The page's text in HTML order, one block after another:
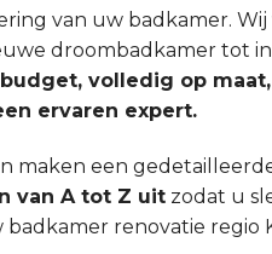
van uw badkamer.
droombadkamer tot
volledig op
ervaren expert.
maken een
van A tot Z uit zodat u
badkamer renovatie regio